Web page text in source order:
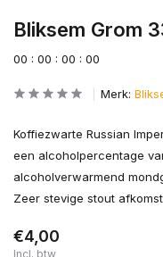
Bliksem Grom
00 : 00 : 00 : 00
Merk:
Koffiezwarte Russian
een alcoholpercentage
alcoholverwarmend
Zeer stevige stout
€4,00
Incl. btw